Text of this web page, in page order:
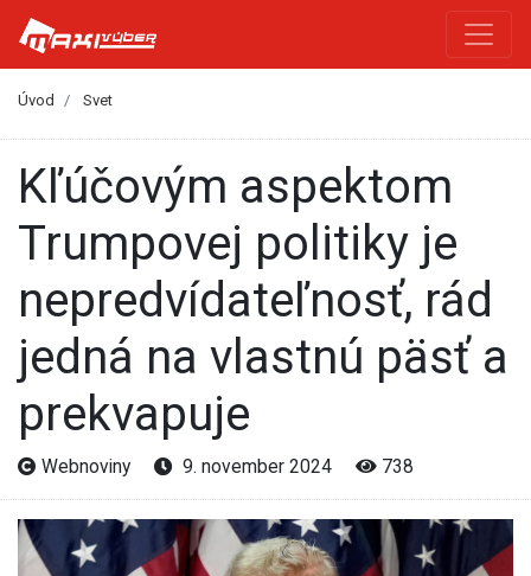
Úvod Svet
Kľúčovým aspektom
Trumpovej politiky je
nepredvídateľnosť, rád
jedná na vlastnú päsť a
prekvapuje
Webnoviny 9. november 2024 738